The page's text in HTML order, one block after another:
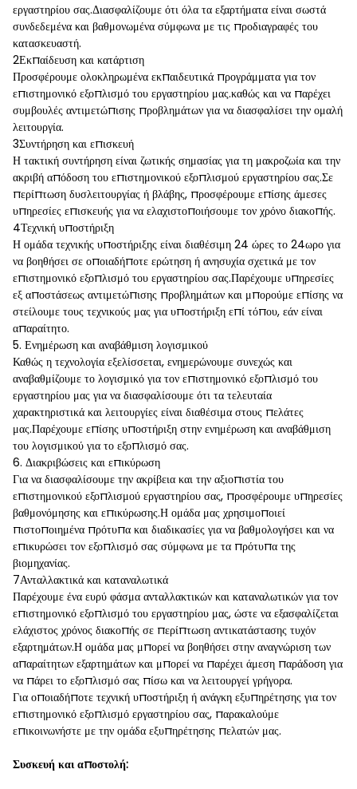
εργαστηρίου σας.Διασφαλίζουμε ότι όλα τα εξαρτήματα είναι σωστά
συνδεδεμένα και βαθμονωμένα σύμφωνα με τις προδιαγραφές του
κατασκευαστή.
2Εκπαίδευση και κατάρτιση
Προσφέρουμε ολοκληρωμένα εκπαιδευτικά προγράμματα για τον
επιστημονικό εξοπλισμό του εργαστηρίου μας.καθώς και να παρέχει
συμβουλές αντιμετώπισης προβλημάτων για να διασφαλίσει την ομαλή
λειτουργία.
3Συντήρηση και επισκευή
Η τακτική συντήρηση είναι ζωτικής σημασίας για τη μακροζωία και την
ακριβή απόδοση του επιστημονικού εξοπλισμού εργαστηρίου σας.Σε
περίπτωση δυσλειτουργίας ή βλάβης, προσφέρουμε επίσης άμεσες
υπηρεσίες επισκευής για να ελαχιστοποιήσουμε τον χρόνο διακοπής.
4Τεχνική υποστήριξη
Η ομάδα τεχνικής υποστήριξης είναι διαθέσιμη 24 ώρες το 24ωρο για
να βοηθήσει σε οποιαδήποτε ερώτηση ή ανησυχία σχετικά με τον
επιστημονικό εξοπλισμό του εργαστηρίου σας.Παρέχουμε υπηρεσίες
εξ αποστάσεως αντιμετώπισης προβλημάτων και μπορούμε επίσης να
στείλουμε τους τεχνικούς μας για υποστήριξη επί τόπου, εάν είναι
απαραίτητο.
5. Ενημέρωση και αναβάθμιση λογισμικού
Καθώς η τεχνολογία εξελίσσεται, ενημερώνουμε συνεχώς και
αναβαθμίζουμε το λογισμικό για τον επιστημονικό εξοπλισμό του
εργαστηρίου μας για να διασφαλίσουμε ότι τα τελευταία
χαρακτηριστικά και λειτουργίες είναι διαθέσιμα στους πελάτες
μας.Παρέχουμε επίσης υποστήριξη στην ενημέρωση και αναβάθμιση
του λογισμικού για το εξοπλισμό σας.
6. Διακριβώσεις και επικύρωση
Για να διασφαλίσουμε την ακρίβεια και την αξιοπιστία του
επιστημονικού εξοπλισμού εργαστηρίου σας, προσφέρουμε υπηρεσίες
βαθμονόμησης και επικύρωσης.Η ομάδα μας χρησιμοποιεί
πιστοποιημένα πρότυπα και διαδικασίες για να βαθμολογήσει και να
επικυρώσει τον εξοπλισμό σας σύμφωνα με τα πρότυπα της
βιομηχανίας.
7Ανταλλακτικά και καταναλωτικά
Παρέχουμε ένα ευρύ φάσμα ανταλλακτικών και καταναλωτικών για τον
επιστημονικό εξοπλισμό του εργαστηρίου μας, ώστε να εξασφαλίζεται
ελάχιστος χρόνος διακοπής σε περίπτωση αντικατάστασης τυχόν
εξαρτημάτων.Η ομάδα μας μπορεί να βοηθήσει στην αναγνώριση των
απαραίτητων εξαρτημάτων και μπορεί να παρέχει άμεση παράδοση για
να πάρει το εξοπλισμό σας πίσω και να λειτουργεί γρήγορα.
Για οποιαδήποτε τεχνική υποστήριξη ή ανάγκη εξυπηρέτησης για τον
επιστημονικό εξοπλισμό εργαστηρίου σας, παρακαλούμε
επικοινωνήστε με την ομάδα εξυπηρέτησης πελατών μας.
Συσκευή και αποστολή: